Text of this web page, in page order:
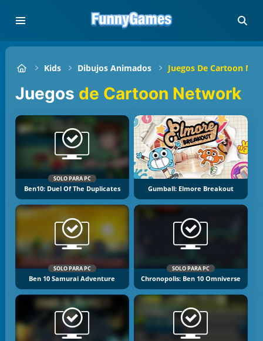
Kids Dibujos Animados Juegos De Cartoon
Juegos de Cartoon Network
SOLO PARA PC
Ben10: Duel Of The Duplicates Gumball: Elmore Breakout
SOLO PARA PC
Ben 10 Samurai Adventure
SOLO PARA PC
Chronopolis: Ben 10 Omniverse